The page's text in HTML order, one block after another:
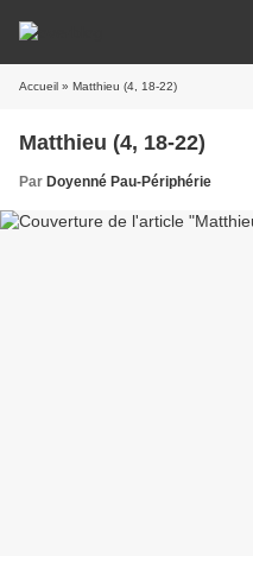
Accueil » Matthieu (4, 18-22)
Matthieu (4, 18-22)
Par Doyenné Pau-Périphérie